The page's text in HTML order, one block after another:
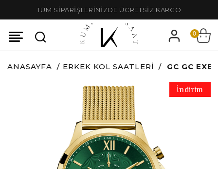
TÜM SİPARİŞLERİNİZDE ÜCRETSİZ KARGO
0
ANASAYFA ERKEK KOL SAATLERI GC GC
İndirim